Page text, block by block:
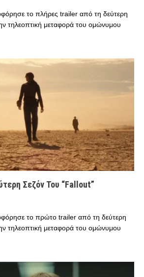
το πλήρες trailer από τη δεύτερη
τηλεοπτική μεταφορά του ομώνυμου
Σεζόν Του “Fallout”
το πρώτο trailer από τη δεύτερη
τηλεοπτική μεταφορά του ομώνυμου